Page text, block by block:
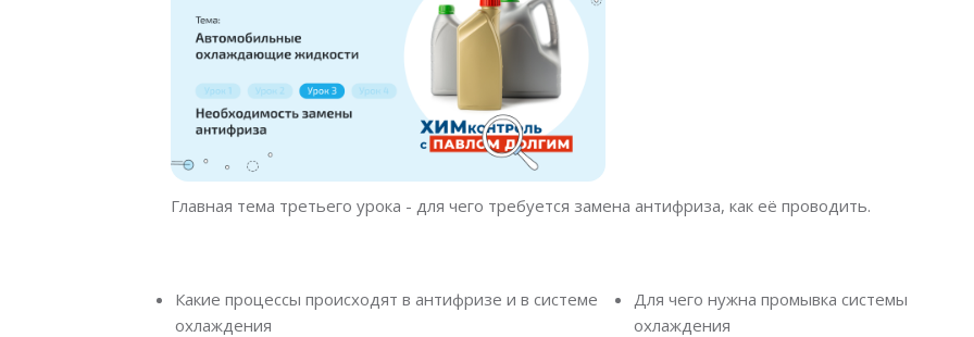
Главная тема третьего урока - для чего требуется замена антифриза, как её проводить.
Какие процессы происходят в антифризе и в системе
охлаждения
Для чего нужна промывка системы
охлаждения